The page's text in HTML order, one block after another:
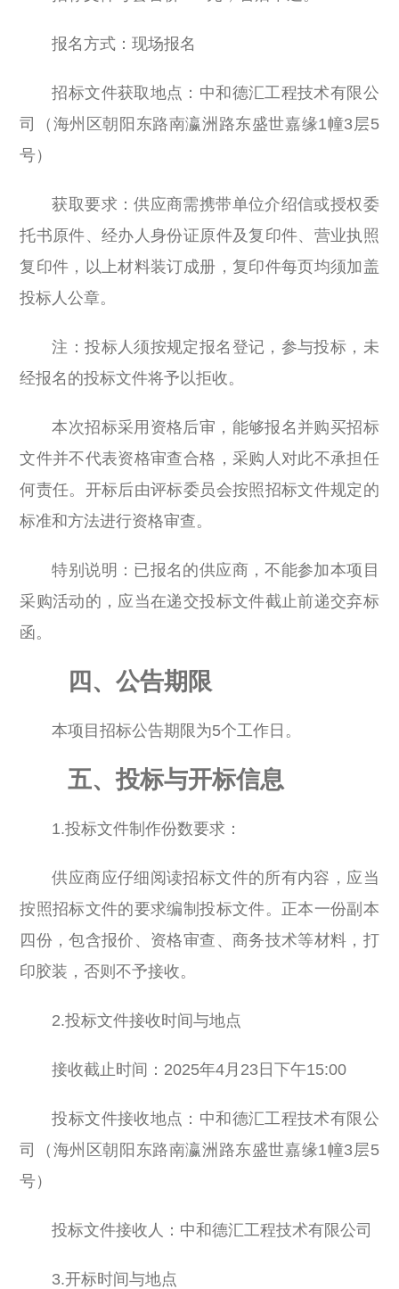
报名方式：现场报名
招标文件获取地点：中和德汇工程技术有限公
司（海州区朝阳东路南瀛洲路东盛世嘉缘1幢3层5
号）
获取要求：供应商需携带单位介绍信或授权委
托书原件、经办人身份证原件及复印件、营业执照
复印件，以上材料装订成册，复印件每页均须加盖
投标人公章。
注：投标人须按规定报名登记，参与投标，未
经报名的投标文件将予以拒收。
本次招标采用资格后审，能够报名并购买招标
文件并不代表资格审查合格，采购人对此不承担任
何责任。开标后由评标委员会按照招标文件规定的
标准和方法进行资格审查。
特别说明：已报名的供应商，不能参加本项目
采购活动的，应当在递交投标文件截止前递交弃标
函。
四、公告期限
本项目招标公告期限为5个工作日。
五、投标与开标信息
1.投标文件制作份数要求：
供应商应仔细阅读招标文件的所有内容，应当
按照招标文件的要求编制投标文件。正本一份副本
四份，包含报价、资格审查、商务技术等材料，打
印 胶装，否则不予接收。
2.投标文件接收时间与地点
接收截止时间：2025年4月23日下午15:00
投标文件接收地点：中和德汇工程技术有限公
司（海州区朝阳东路南瀛洲路东盛世嘉缘1幢3层5
号）
投标文件接收人：中和德汇工程技术有限公司
3.开标时间与地点